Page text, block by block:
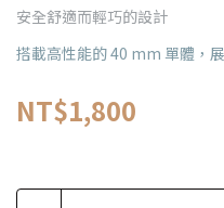
安全舒適而輕巧的設計
搭載高性能的 40 mm 單體，
NT$1,800